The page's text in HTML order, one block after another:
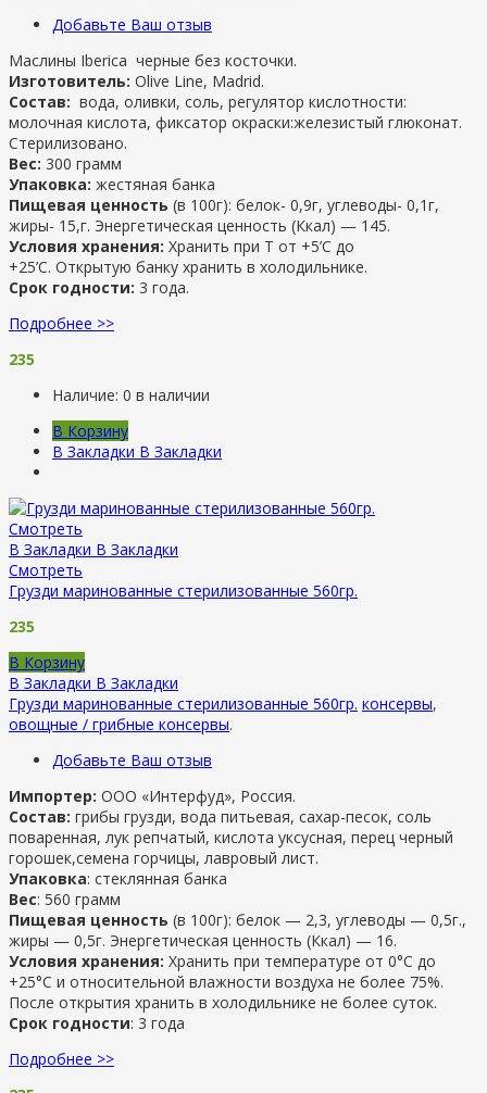
Добавьте Ваш отзыв
Маслины Iberica черные без косточки.
Изготовитель: Olive Line, Madrid.
Состав: вода, оливки, соль, регулятор кислотности:
молочная кислота, фиксатор окраски:железистый глюконат.
Стерилизовано.
Вес: 300 грамм
Упаковка: жестяная банка
Пищевая ценность (в 100г): белок- 0,9г, углеводы- 0,1г,
жиры- 15,г. Энергетическая ценность (Ккал) — 145.
Условия хранения: Хранить при Т от +5’C до
+25’C. Открытую банку хранить в холодильнике.
Срок годности: 3 года.
Подробнее >>
235
Наличие: 0 в наличии
В Корзину
В Закладки В Закладки
Смотреть
В Закладки В Закладки
Смотреть
Грузди маринованные стерилизованные 560гр.
235
В Корзину
В Закладки В Закладки
Грузди маринованные стерилизованные 560гр. консервы,
овощные / грибные консервы.
Добавьте Ваш отзыв
Импортер: ООО «Интерфуд», Россия.
Состав: грибы грузди, вода питьевая, сахар-песок, соль
поваренная, лук репчатый, кислота уксусная, перец черный
горошек,семена горчицы, лавровый лист.
Упаковка: стеклянная банка
Вес: 560 грамм
Пищевая ценность (в 100г): белок — 2,3, углеводы — 0,5г.,
жиры — 0,5г. Энергетическая ценность (Ккал) — 16.
Условия хранения: Хранить при температуре от 0°С до
+25°С и относительной влажности воздуха не более 75%.
После открытия хранить в холодильнике не более суток.
Срок годности: 3 года
Подробнее >>